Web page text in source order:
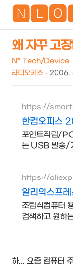
왜 자꾸 고
N* Tech/Device
라디오키즈
2006.
https://
한컴오피스
포인트적립/
는 USB 발송/
https://
알리익스프
맘에 쏙드는
조립식컴퓨터
검색하고 원하
하... 요즘 컴퓨터